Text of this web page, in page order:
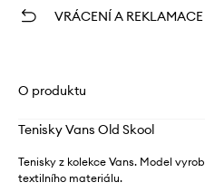
VRÁCENÍ A REKLAMACE
O produktu
Tenisky Vans Old Skool
Tenisky z kolekce Vans. Model
textilního materiálu.